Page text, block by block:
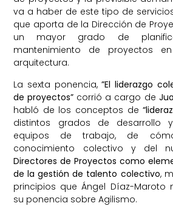
va a haber de este tipo de
que aporta de la Dirección de
un mayor grado de
mantenimiento de proyectos
arquitectura.
La sexta ponencia,”El liderazgo
de proyectos” corrió a cargo de
habló de los conceptos de
distintos grados de desarrollo
equipos de trabajo, de
conocimiento colectivo y del
Directores de Proyectos como
de la gestión de talento colectivo,
principios que Ángel Díaz-Maroto
su ponencia sobre Agilismo.